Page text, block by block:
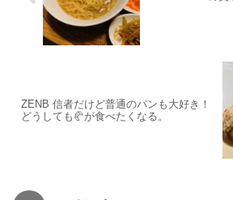
ZENB 信者だけど普通のパンも大好き！
どうしても🥐が食べたくなる。